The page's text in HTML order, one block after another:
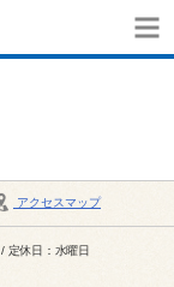
アクセスマップ
定休日：水曜日